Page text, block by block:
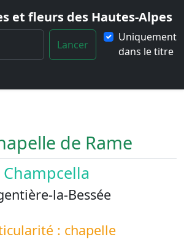
et fleurs des Hautes-Alpes
Lancer
Uniquement
dans le titre
Chapelle-de-Rame
de Rame
Champcella
la-Bessée
: chapelle